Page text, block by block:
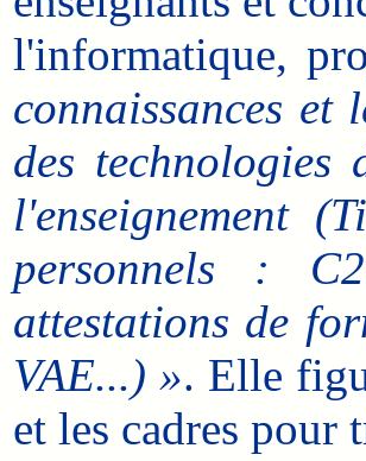
l'informatique,
connaissances et
des
l'enseignement
personnels :
attestations de
VAE...) ». Elle
et les cadres pour